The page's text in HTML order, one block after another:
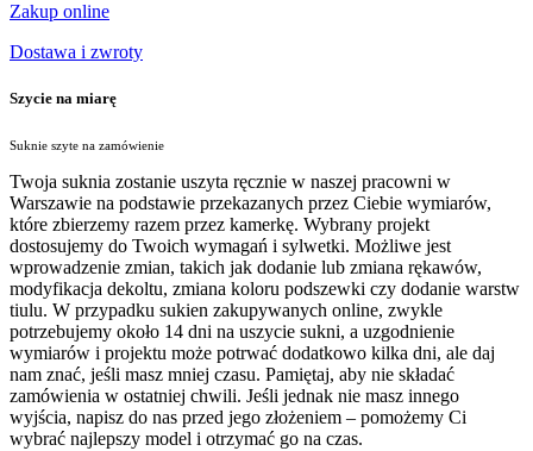
Zakup online
Dostawa i zwroty
Szycie na miarę
Suknie szyte na zamówienie
Twoja suknia zostanie uszyta ręcznie w naszej pracowni w
Warszawie na podstawie przekazanych przez Ciebie wymiarów,
które zbierzemy razem przez kamerkę. Wybrany projekt
dostosujemy do Twoich wymagań i sylwetki. Możliwe jest
wprowadzenie zmian, takich jak dodanie lub zmiana rękawów,
modyfikacja dekoltu, zmiana koloru podszewki czy dodanie warstw
tiulu. W przypadku sukien zakupywanych online, zwykle
potrzebujemy około 14 dni na uszycie sukni, a uzgodnienie
wymiarów i projektu może potrwać dodatkowo kilka dni, ale daj
nam znać, jeśli masz mniej czasu. Pamiętaj, aby nie składać
zamówienia w ostatniej chwili. Jeśli jednak nie masz innego
wyjścia, napisz do nas przed jego złożeniem – pomożemy Ci
wybrać najlepszy model i otrzymać go na czas.